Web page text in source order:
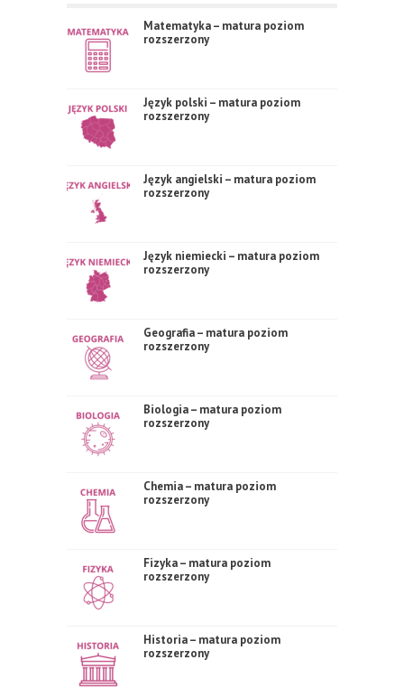
Matematyka – matura poziom
rozszerzony
Język polski – matura poziom
rozszerzony
Język angielski – matura poziom
rozszerzony
Język niemiecki – matura poziom
rozszerzony
Geografia – matura poziom
rozszerzony
Biologia – matura poziom
rozszerzony
Chemia – matura poziom
rozszerzony
Fizyka – matura poziom
rozszerzony
Historia – matura poziom
rozszerzony